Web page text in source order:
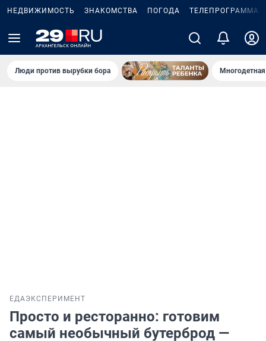
НЕДВИЖИМОСТЬ ЗНАКОМСТВА ПОГОДА ТЕЛЕПРОГРАММА
Люди против вырубки бора
ЕДАЭКСПЕРИМЕНТ
Просто и ресторанно: готовим
самый необычный бутерброд —